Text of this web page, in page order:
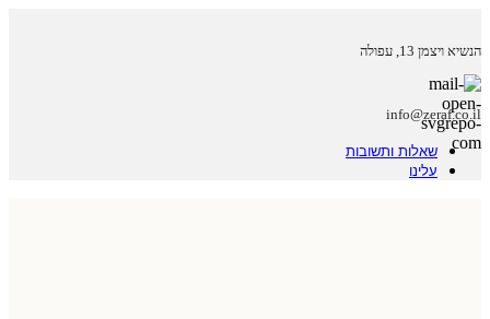
הנשיא ויצמן 13, עפולה
info@zeraf.co.il
שאלות ותשובות
עלינו